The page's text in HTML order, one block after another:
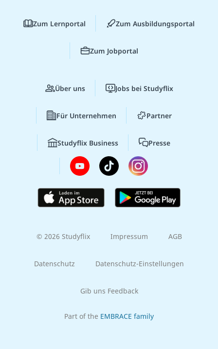
Zum Lernportal Zum Ausbildungsportal
Zum Jobportal
Über uns Jobs bei Studyflix
Für Unternehmen Partner
Studyflix Business Presse
© 2026 Studyflix Impressum AGB
Datenschutz Datenschutz-Einstellungen
Gib uns Feedback
Part of the EMBRACE family